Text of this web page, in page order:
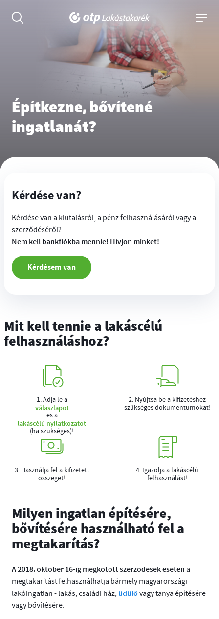
Kereső
kinyitása
OTP
Lakástakarék
főoldala
Építkezne, bővítené
ingatlanát?
Kérdése van?
Kérdése van a kiutalásról, a pénz felhasználásáról vagy a
szerződéséről?
Nem kell bankfiókba mennie! Hívjon minket!
Kérdésem van
Mit kell tennie a lakáscélú
felhasználáshoz?
1. Adja le a
válaszlapot
és a
lakáscélú nyilatkozatot
(ha szükséges)!
2. Nyújtsa be a kifizetéshez
szükséges dokumentumokat!
3. Használja fel a kifizetett
összeget!
4. Igazolja a lakáscélú
felhasználást!
Milyen ingatlan építésére,
bővítésére használható fel a
megtakarítás?
A 2018. október 16-ig megkötött szerződések esetén a
megtakarítást felhasználhatja bármely magyarországi
lakóingatlan - lakás, családi ház, üdülő vagy tanya építésére
vagy bővítésére.